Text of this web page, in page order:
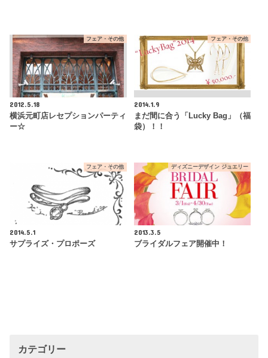
フェア・その他
2012.5.18
横浜元町店レセプションパーティ
ー☆
フェア・その他
2014.1.9
まだ間に合う「Lucky Bag」（福
袋）！！
フェア・その他
2014.5.1
サプライズ・プロポーズ
ディズニーデザイン ジュエリー
2013.3.5
ブライダルフェア開催中！
カテゴリー